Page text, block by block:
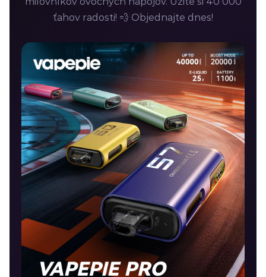
ťahov radosti! 💨 Objednajte dnes!